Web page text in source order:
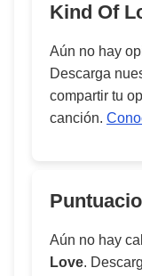
Kind Of
Aún no hay
Descarga
compartir tu
canción.
Aún no hay
Love.